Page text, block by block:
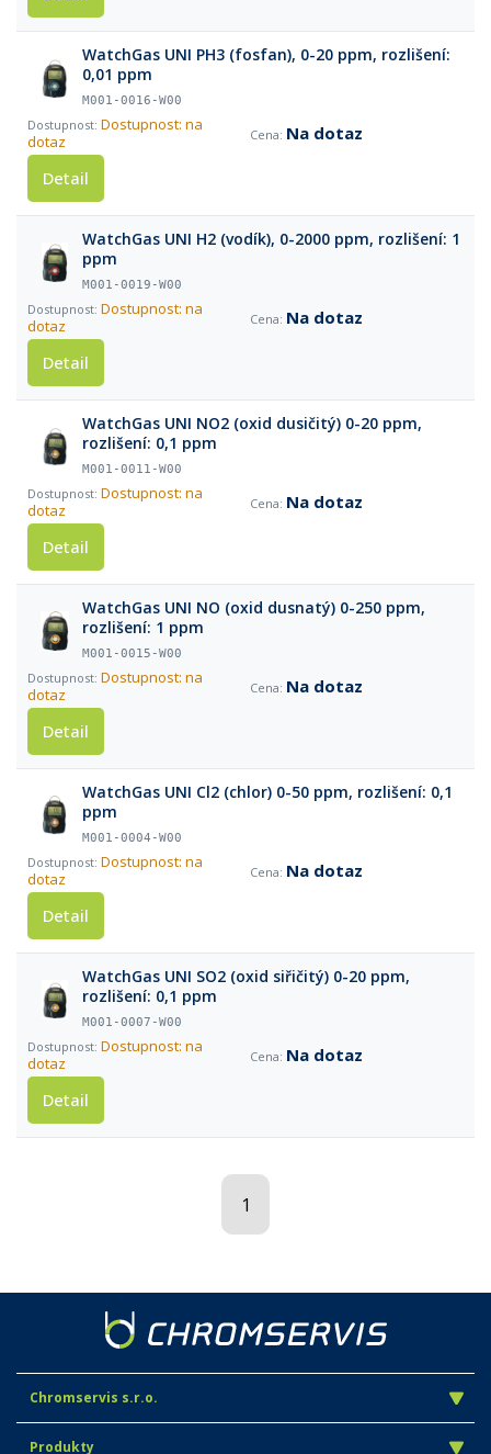
WatchGas UNI PH3 (fosfan), 0-20 ppm, rozlišení:
0,01 ppm
M001-0016-W00
Dostupnost: na
dotaz
Na dotaz
Detail
WatchGas UNI H2 (vodík), 0-2000 ppm, rozlišení: 1
ppm
M001-0019-W00
Dostupnost: na
dotaz
Na dotaz
Detail
WatchGas UNI NO2 (oxid dusičitý) 0-20 ppm,
rozlišení: 0,1 ppm
M001-0011-W00
Dostupnost: na
dotaz
Na dotaz
Detail
WatchGas UNI NO (oxid dusnatý) 0-250 ppm,
rozlišení: 1 ppm
M001-0015-W00
Dostupnost: na
dotaz
Na dotaz
Detail
WatchGas UNI Cl2 (chlor) 0-50 ppm, rozlišení: 0,1
ppm
M001-0004-W00
Dostupnost: na
dotaz
Na dotaz
Detail
WatchGas UNI SO2 (oxid siřičitý) 0-20 ppm,
rozlišení: 0,1 ppm
M001-0007-W00
Dostupnost: na
dotaz
Na dotaz
Detail
1
Chromservis s.r.o.
Produkty